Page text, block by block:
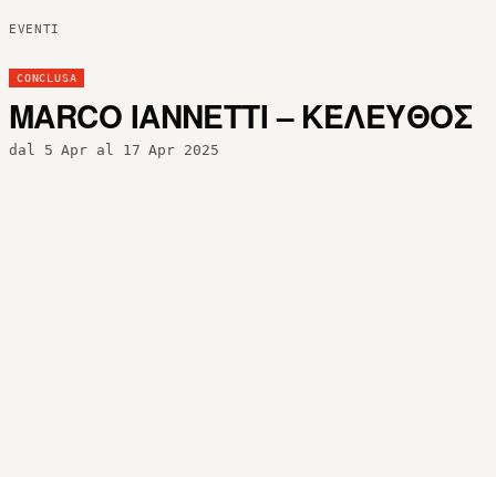
EVENTI
CONCLUSA
MARCO IANNETTI – ΚΈΛΕΥΘΟΣ
dal 5 Apr al 17 Apr 2025